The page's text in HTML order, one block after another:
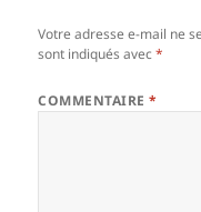
Votre adresse e-mail ne
sont indiqués avec*
COMMENTAIRE*